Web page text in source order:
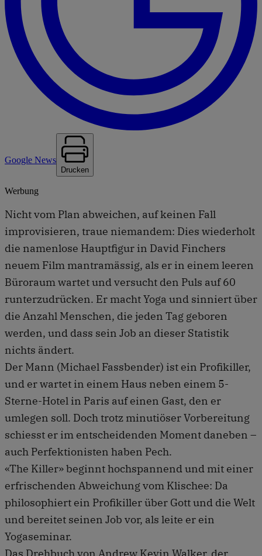
Google News
Drucken
Werbung
Nicht vom Plan abweichen, auf keinen Fall
improvisieren, traue niemandem: Dies wiederholt
die namenlose Hauptfigur in David Finchers
neuem Film mantramässig, als er in einem leeren
Büroraum wartet und versucht den Puls auf 60
runterzudrücken. Er macht Yoga und sinniert über
die Anzahl Menschen, die jeden Tag geboren
werden, und dass sein Job an dieser Statistik
nichts ändert.
Der Mann (Michael Fassbender) ist ein Profikiller,
und er wartet in einem Haus neben einem 5-
Sterne-Hotel in Paris auf einen Gast, den er
umlegen soll. Doch trotz minutiöser Vorbereitung
schiesst er im entscheidenden Moment daneben –
auch Perfektionisten haben Pech.
«The Killer» beginnt hochspannend und mit einer
erfrischenden Abweichung vom Klischee: Da
philosophiert ein Profikiller über Gott und die Welt
und bereitet seinen Job vor, als leite er ein
Yogaseminar.